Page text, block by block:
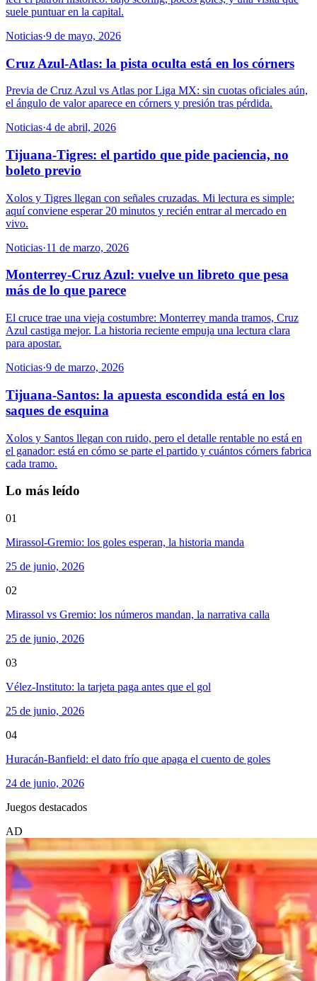
suele puntuar en la capital.
Noticias·9 de mayo, 2026
Cruz Azul-Atlas: la pista oculta está en los córners
Previa de Cruz Azul vs Atlas por Liga MX: sin cuotas oficiales aún,
el ángulo de valor aparece en córners y presión tras pérdida.
Noticias·4 de abril, 2026
Tijuana-Tigres: el partido que pide paciencia, no
boleto previo
Xolos y Tigres llegan con señales cruzadas. Mi lectura es simple:
aquí conviene esperar 20 minutos y recién entrar al mercado en
vivo.
Noticias·11 de marzo, 2026
Monterrey-Cruz Azul: vuelve un libreto que pesa
más de lo que parece
El cruce trae una vieja costumbre: Monterrey manda tramos, Cruz
Azul castiga mejor. La historia reciente empuja una lectura clara
para apostar.
Noticias·9 de marzo, 2026
Tijuana-Santos: la apuesta escondida está en los
saques de esquina
Xolos y Santos llegan con ruido, pero el detalle rentable no está en
el ganador: está en cómo se parte el partido y cuántos córners fabrica
cada tramo.
Lo más leído
01
Mirassol-Gremio: los goles esperan, la historia manda
25 de junio, 2026
02
Mirassol vs Gremio: los números mandan, la narrativa calla
25 de junio, 2026
03
Vélez-Instituto: la tarjeta paga antes que el gol
25 de junio, 2026
04
Huracán-Banfield: el dato frío que apaga el cuento de goles
24 de junio, 2026
Juegos destacados
AD